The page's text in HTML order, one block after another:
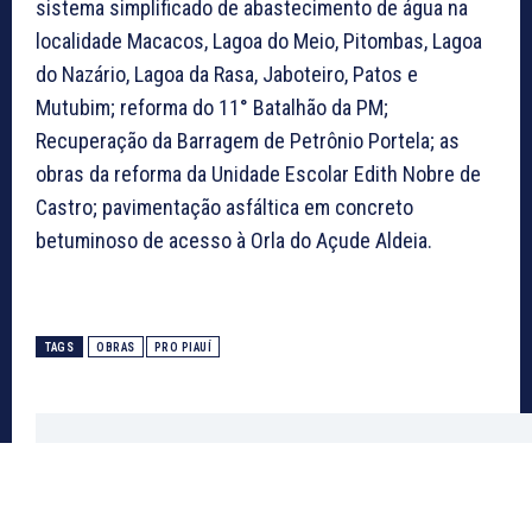
sistema simplificado de abastecimento de água na
localidade Macacos, Lagoa do Meio, Pitombas, Lagoa
do Nazário, Lagoa da Rasa, Jaboteiro, Patos e
Mutubim; reforma do 11° Batalhão da PM;
Recuperação da Barragem de Petrônio Portela; as
obras da reforma da Unidade Escolar Edith Nobre de
Castro; pavimentação asfáltica em concreto
betuminoso de acesso à Orla do Açude Aldeia.
TAGS OBRAS PRO PIAUÍ